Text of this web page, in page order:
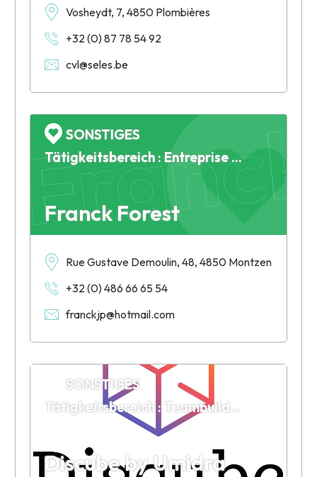
Vosheydt, 7, 4850 Plombières
+32 (0) 87 78 54 92
cvl@seles.be
Franck Forest
SONSTIGES
Tätigkeitsbereich : Entreprise travaux forestier - sylviculture
Rue Gustave Demoulin, 48, 4850 Montzen
+32 (0) 486 66 65 54
franckjp@hotmail.com
Discube by Umidra
SONSTIGES